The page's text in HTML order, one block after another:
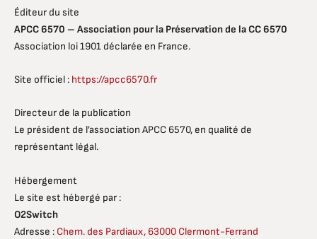
Éditeur du site
APCC 6570 – Association pour la Préservation de la CC 6570
Association loi 1901 déclarée en France.
Site officiel : https://apcc6570.fr
Directeur de la publication
Le président de l’association APCC 6570, en qualité de
représentant légal.
Hébergement
Le site est hébergé par :
O2Switch
Adresse : Chem. des Pardiaux, 63000 Clermont-Ferrand